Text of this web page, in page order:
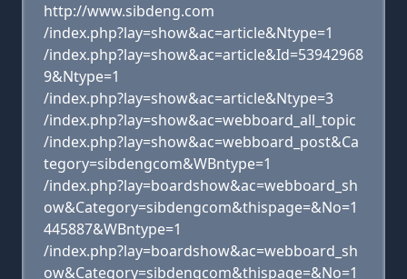
http://www.sibdeng.com
/index.php?lay=show&ac=article&Ntype=1
/index.php?lay=show&ac=article&Id=53942968
9&Ntype=1
/index.php?lay=show&ac=article&Ntype=3
/index.php?lay=show&ac=webboard_all_topic
/index.php?lay=show&ac=webboard_post&Ca
tegory=sibdengcom&WBntype=1
/index.php?lay=boardshow&ac=webboard_sh
ow&Category=sibdengcom&thispage=&No=1
445887&WBntype=1
/index.php?lay=boardshow&ac=webboard_sh
ow&Category=sibdengcom&thispage=&No=1